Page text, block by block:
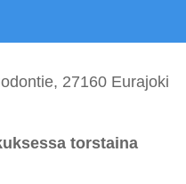
27160 Eurajoki
torstaina